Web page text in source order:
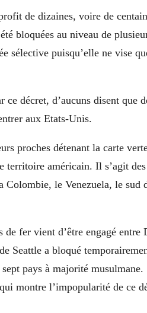
de dizaines, voire de
bloquées au niveau de
sélective puisqu’elle ne vise
décret, d’aucuns disent que
aux Etats-Unis.
proches détenant la carte
territoire américain. Il s’agit
le Venezuela, le sud
fer vient d’être engagé entre
Seattle a bloqué
pays à majorité musulmane.
montre l’impopularité de ce